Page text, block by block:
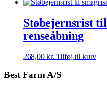
Støbejernsrist
renseåbning
268,00 kr. Tilføj til kurv
Best Farm A/S